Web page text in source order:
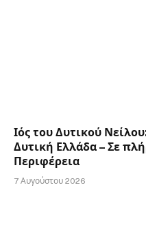
Ιός του Δυτικού
Δυτική Ελλάδα – Σε
Περιφέρεια
7 Αυγούστου 2026